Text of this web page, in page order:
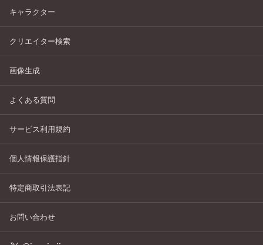
キャラクター
クリエイター検索
画像生成
よくある質問
サービス利用規約
個人情報保護指針
特定商取引法表記
お問い合わせ